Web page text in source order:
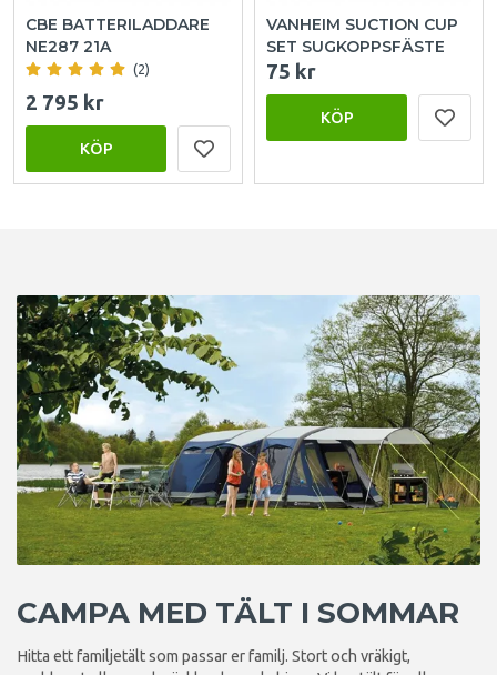
CBE BATTERILADDARE
NE287 21A
(2)
2 795 kr
KÖP
VANHEIM SUCTION CUP
SET SUGKOPPSFÄSTE
75 kr
KÖP
CAMPA MED TÄLT I SOMMAR
Hitta ett familjetält som passar er familj. Stort och vräkigt,